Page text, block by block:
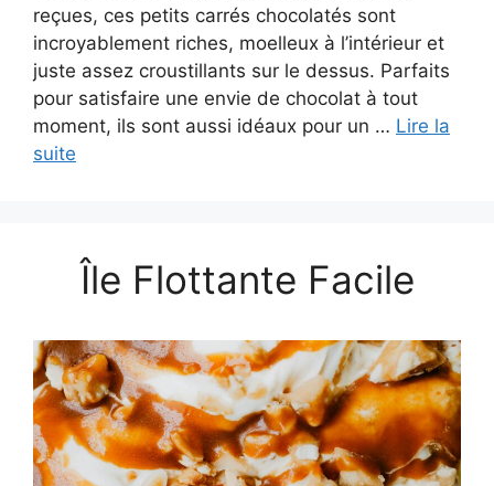
reçues, ces petits carrés chocolatés sont
incroyablement riches, moelleux à l’intérieur et
juste assez croustillants sur le dessus. Parfaits
pour satisfaire une envie de chocolat à tout
moment, ils sont aussi idéaux pour un … Lire la
suite
Île Flottante Facile